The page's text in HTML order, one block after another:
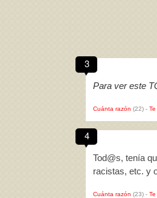
3
Para ver este
Cuánta razón (22) -
4
Tod@s, tenía
racistas, etc. y
Cuánta razón (23) -